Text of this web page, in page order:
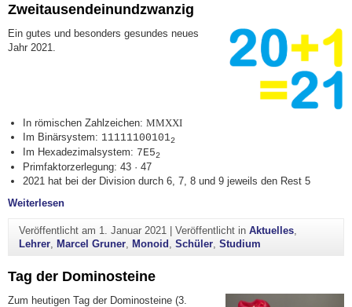
Zweitausendeinundzwanzig
Ein gutes und besonders gesundes neues
Jahr 2021.
In römischen Zahlzeichen:MMXXI
Im Binärsystem: 111111001012
Im Hexadezimalsystem: 7E52
Primfaktorzerlegung: 43 · 47
2021 hat bei der Division durch 6, 7, 8 und 9 jeweils den Rest 5
Weiterlesen"Zweitausendeinundzwanzig"
Veröffentlicht am 1. Januar 2021| Veröffentlicht in Aktuelles,
Lehrer, Marcel Gruner, Monoid , Schüler, Studium
Tag der Dominosteine
Zum heutigen Tag der Dominosteine (3.